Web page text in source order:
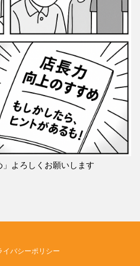
」よろしくお願いします
イバシーポリシー